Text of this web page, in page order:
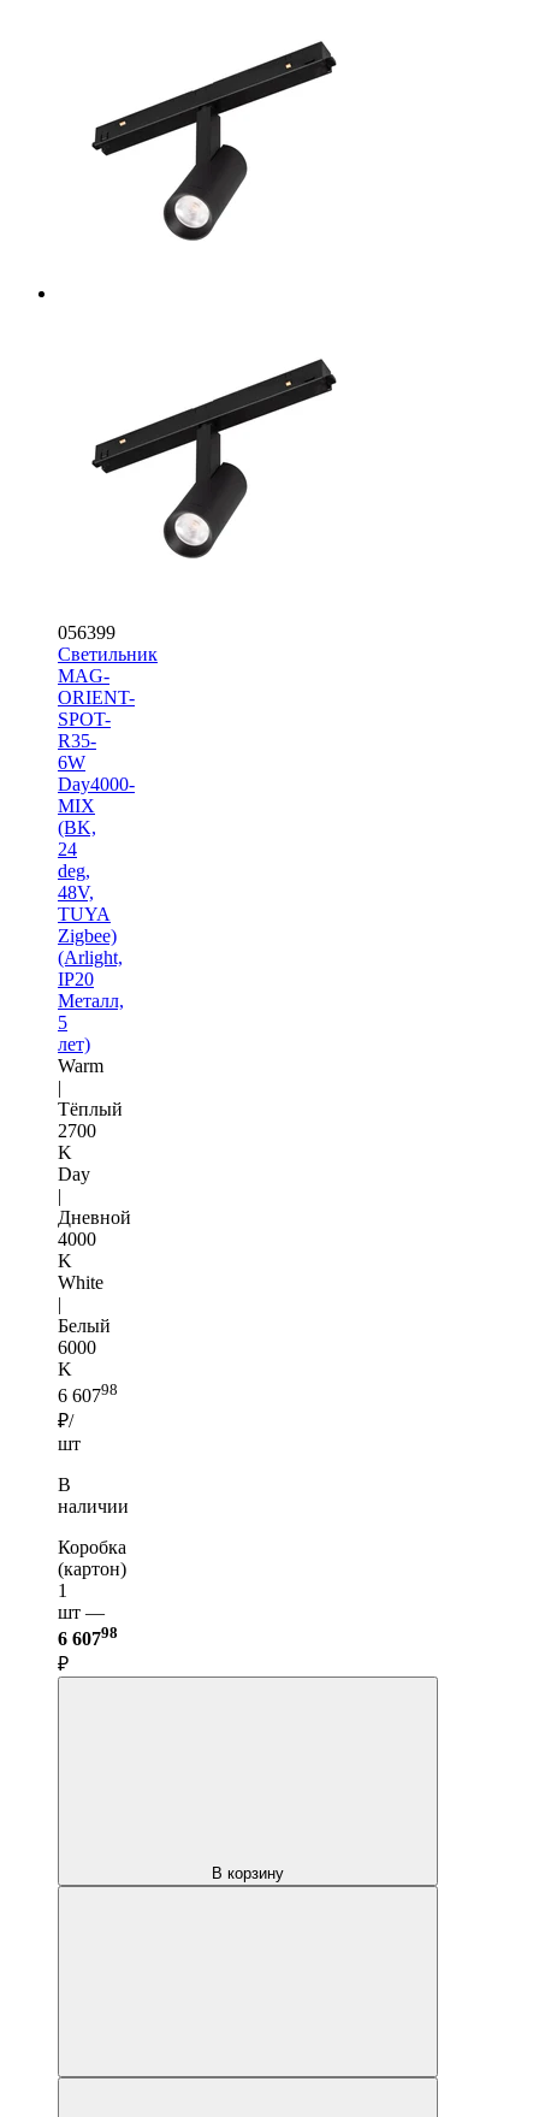
056399
Светильник
MAG-
ORIENT-
SPOT-
R35-
6W
Day4000-
MIX
(BK,
24
deg,
48V,
TUYA
Zigbee)
(Arlight,
IP20
Металл,
5
лет)
Warm
|
Тёплый
2700
K
Day
|
Дневной
4000
K
White
|
Белый
6000
K
6 60798
₽/
шт
В
наличии
Коробка
(картон)
1
шт —
6 60798
₽
В корзину